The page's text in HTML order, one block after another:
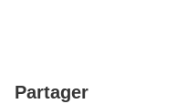
Partager